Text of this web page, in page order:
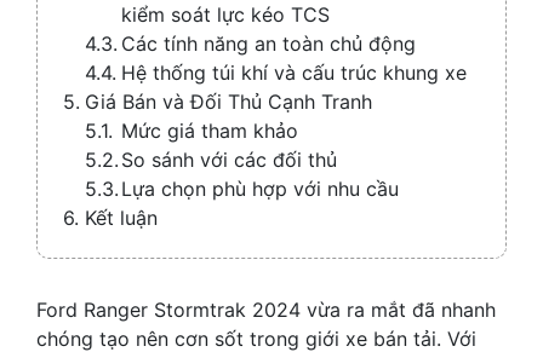
kiểm soát lực kéo TCS
Các tính năng an toàn chủ động
Hệ thống túi khí và cấu trúc khung xe
Giá Bán và Đối Thủ Cạnh Tranh
Mức giá tham khảo
So sánh với các đối thủ
Lựa chọn phù hợp với nhu cầu
Kết luận
Ford Ranger Stormtrak 2024 vừa ra mắt đã nhanh
chóng tạo nên cơn sốt trong giới xe bán tải. Với